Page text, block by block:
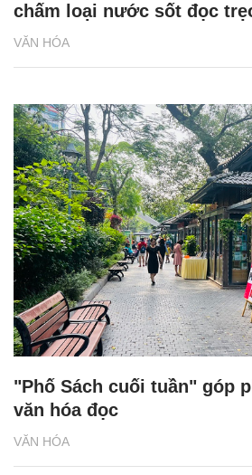
VĂN HÓA
chấm loại nước sốt đọc
VĂN HÓA
"Phố Sách cuối tuần" góp
văn hóa đọc